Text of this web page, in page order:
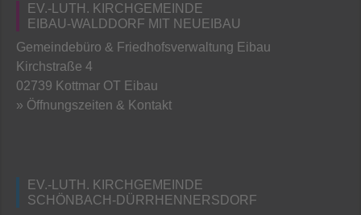
EV.-LUTH. KIRCHGEMEINDE
EIBAU-WALDDORF MIT NEUEIBAU
Gemeindebüro & Friedhofsverwaltung Eibau
Kirchstraße 4
02739 Kottmar OT Eibau
» Öffnungszeiten & Kontakt
EV.-LUTH. KIRCHGEMEINDE
SCHÖNBACH-DÜRRHENNERSDORF